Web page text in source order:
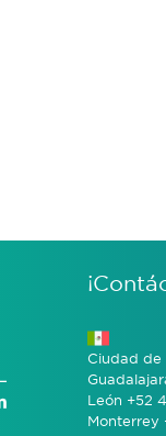
Ciudad de
León +52
Monterrey